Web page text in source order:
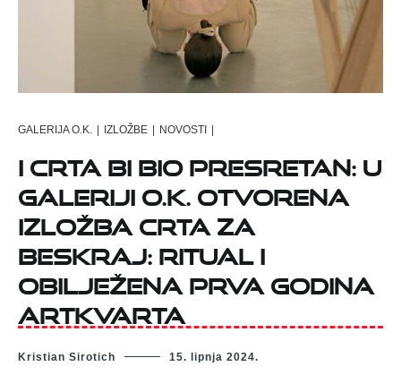
GALERIJA O.K. | IZLOŽBE | NOVOSTI |
I Crta bi bio presretan: U
Galeriji O.K. otvorena
izložba Crta za
beskraj: Ritual i
obilježena prva godina
ArtKvarta
Kristian Sirotich 15. lipnja 2024.